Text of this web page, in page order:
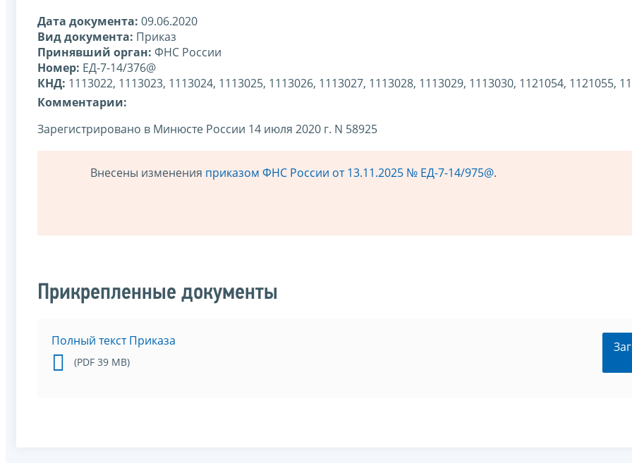
Дата документа: 09.06.2020
Вид документа: Приказ
Принявший орган: ФНС России
Номер: ЕД-7-14/376@
КНД: 1113022, 1113023, 1113024, 1113025, 1113026, 1113027, 1113028, 1113029, 1113030, 1121054, 1121055,
Комментарии:
Зарегистрировано в Минюсте России 14 июля 2020 г. N 58925
Внесены изменения приказом ФНС России от 13.11.2025 № ЕД-7-14/975@.
Прикрепленные документы
Полный текст Приказа
(PDF 39 MB)